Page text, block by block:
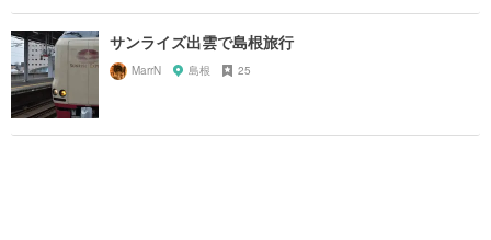
サンライズ出雲で島根旅行
MarrN 島根 25